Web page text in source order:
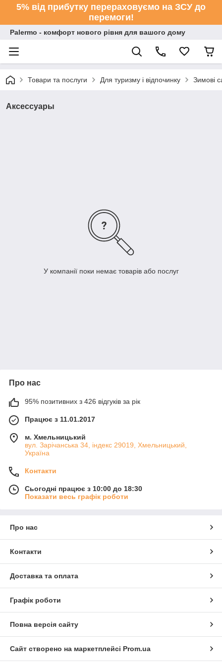
5% від прибутку перераховуємо на ЗСУ до
перемоги!
Palermo - комфорт нового рівня для вашого дому
Товари та послуги Для туризму і відпочинку Зимові
Аксессуары
У компанії поки немає товарів або послуг
Про нас
95% позитивних з 426 відгуків за рік
Працює з 11.01.2017
м. Хмельницький
вул. Зарічанська 34, індекс 29019, Хмельницький,
Україна
Контакти
Сьогодні працює з 10:00 до 18:30
Показати весь графік роботи
Про нас
Контакти
Доставка та оплата
Графік роботи
Повна версія сайту
Сайт створено на маркетплейсі Prom.ua